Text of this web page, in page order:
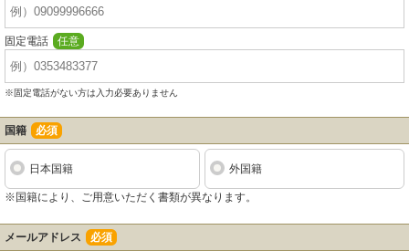
固定電話 任意
※固定電話がない方は入力必要ありません
国籍 必須
日本国籍 外国籍
※国籍により、ご用意いただく書類が異なります。
メールアドレス 必須